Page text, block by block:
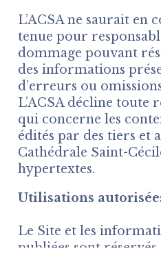
L’ACSA ne saurait en
tenue pour
dommage pouvant
des informations
d’erreurs ou
L’ACSA décline toute
qui concerne les
édités par des tiers et
Cathédrale Saint-
hypertextes.
Utilisations
Le Site et les
publiées sont réservés